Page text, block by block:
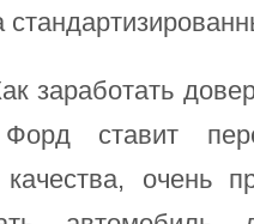
заработать
ставит
качества, очень